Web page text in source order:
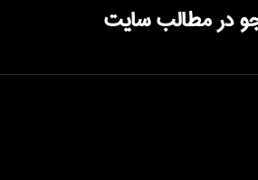
در مطالب سایت